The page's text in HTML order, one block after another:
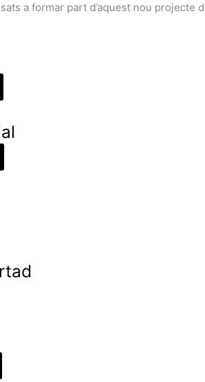
a formar part d’aquest nou projecte